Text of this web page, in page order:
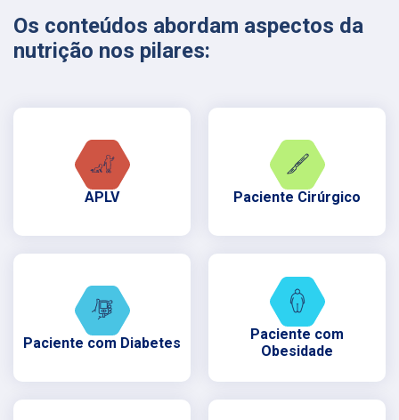
Os conteúdos abordam aspectos da
nutrição nos pilares:
APLV Paciente Cirúrgico
Paciente com Diabetes
Paciente com
Obesidade